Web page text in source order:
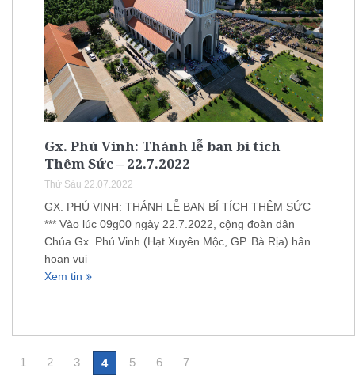
Gx. Phú Vinh: Thánh lễ ban bí tích
Thêm Sức – 22.7.2022
Thứ Sáu 22.07.2022
GX. PHÚ VINH: THÁNH LỄ BAN BÍ TÍCH THÊM SỨC
*** Vào lúc 09g00 ngày 22.7.2022, cộng đoàn dân
Chúa Gx. Phú Vinh (Hạt Xuyên Mộc, GP. Bà Rịa) hân
hoan vui
Xem tin
1 2 3 4 5 6 7